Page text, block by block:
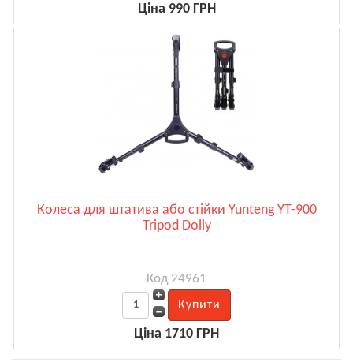
Ціна 990 ГРН
Колеса для штатива або стійки Yunteng YT-900
Tripod Dolly
Код 24961
Ціна 1710 ГРН